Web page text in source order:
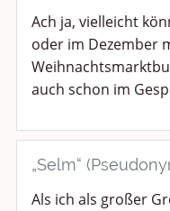
Ach ja, vielleicht
oder im Dezember
auch schon im
„Selm“
Als ich als großer